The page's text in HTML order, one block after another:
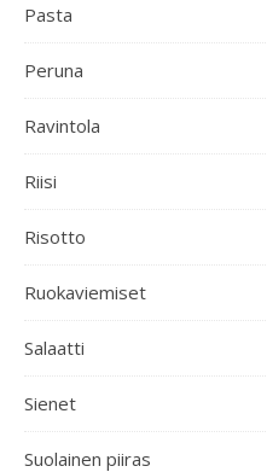
Pasta
Peruna
Ravintola
Riisi
Risotto
Ruokaviemiset
Salaatti
Sienet
Suolainen piiras